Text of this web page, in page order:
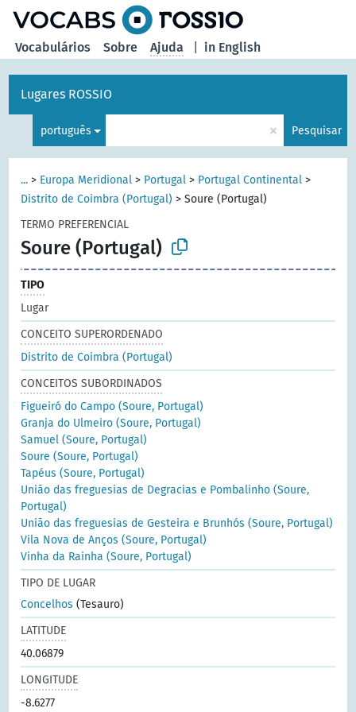
in English
Vocabulários Sobre Ajuda
Lugares ROSSIO
português × Pesquisar
... > Europa Meridional > Portugal > Portugal Continental >
Distrito de Coimbra (Portugal) >Soure (Portugal)
TERMO PREFERENCIAL
Soure (Portugal)
TIPO
Lugar
CONCEITO SUPERORDENADO
Distrito de Coimbra (Portugal)
CONCEITOS SUBORDINADOS
Figueiró do Campo (Soure, Portugal)
Granja do Ulmeiro (Soure, Portugal)
Samuel (Soure, Portugal)
Soure (Soure, Portugal)
Tapéus (Soure, Portugal)
União das freguesias de Degracias e Pombalinho (Soure,
Portugal)
União das freguesias de Gesteira e Brunhós (Soure, Portugal)
Vila Nova de Anços (Soure, Portugal)
Vinha da Rainha (Soure, Portugal)
TIPO DE LUGAR
Concelhos (Tesauro)
LATITUDE
40.06879
LONGITUDE
-8.6277